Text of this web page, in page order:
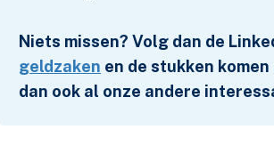
Niets missen? Volg dan de
geldzaken en de stukken
dan ook al onze andere